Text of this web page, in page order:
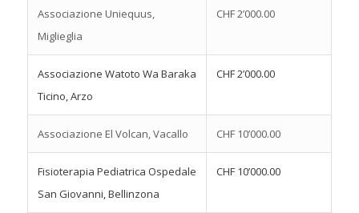
Associazione Uniequus,
Miglieglia
CHF 2’000.00
Associazione Watoto Wa Baraka
Ticino, Arzo
CHF 2’000.00
Associazione El Volcan, Vacallo CHF 10’000.00
Fisioterapia Pediatrica Ospedale
San Giovanni, Bellinzona
CHF 10’000.00